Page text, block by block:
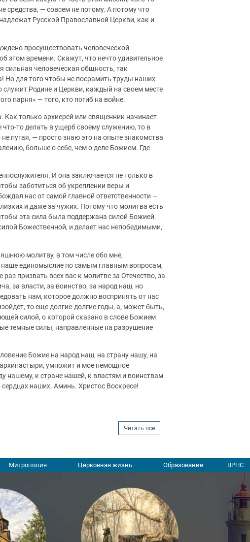
средства, — совсем не потому. А потому что
Русской Православной Церкви, как и
просуществовать человеческой
этом времени. Скажут, что нечто удивительное
сильная человеческая общность, так
Но для того чтобы не посрамить труды наших
служит Родине и Церкви, каждый на своем месте
парня» — того, кто погиб на войне.
только архиерей или священник начинает
то делать в ущерб своему служению, то в
пугая, — просто знаю это на опыте знакомства
больше о себе, чем о деле Божием. Где
И она заключается не только в
заботиться об укреплении веры и
нас от самой главной ответственности —
и даже за чужих. Потому что молитва есть
эта сила была поддержана силой Божией.
Божественной, и делает нас непобедимыми,
молитву, в том числе обо мне,
наше единомыслие по самым главным вопросам,
призвать всех вас к молитве за Отечество, за
за власти, за воинство, за народ наш, но
нам, которое должно воспринять от нас
то еще долгие-долгие годы, а, может быть,
силой, о которой сказано в слове Божием
темные силы, направленные на разрушение
Божие на народ наш, на страну нашу, на
умножит и мое немощное
нашему, к стране нашей, к властям и воинствам
наших. Аминь. Христос Воскресе!
Читать все
Митрополия Церковная жизнь Образование ВРНС